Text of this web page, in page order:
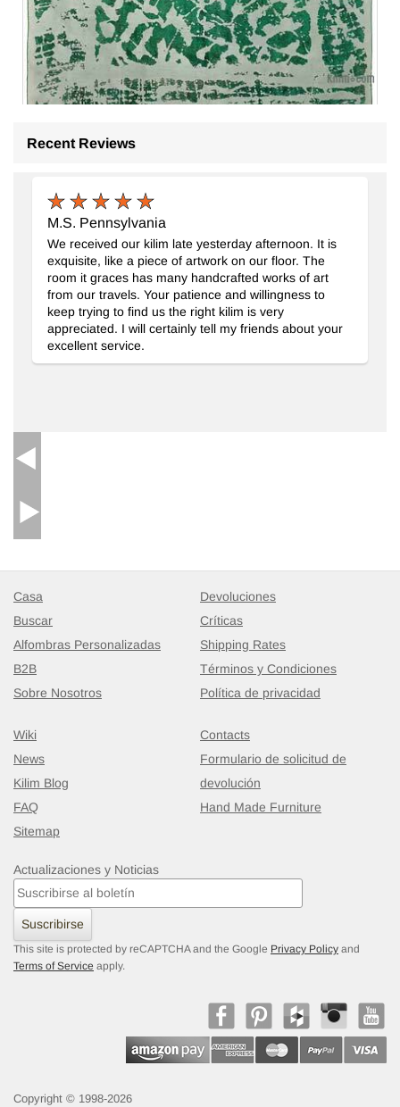
$2369
Recent Reviews
M.S. Pennsylvania
We received our kilim late yesterday afternoon. It is
exquisite, like a piece of artwork on our floor. The
room it graces has many handcrafted works of art
from our travels. Your patience and willingness to
keep trying to find us the right kilim is very
appreciated. I will certainly tell my friends about your
excellent service.
Casa
Buscar
Alfombras Personalizadas
B2B
Sobre Nosotros
Devoluciones
Críticas
Shipping Rates
Términos y Condiciones
Política de privacidad
Wiki
News
Kilim Blog
FAQ
Sitemap
Contacts
Formulario de solicitud de
devolución
Hand Made Furniture
Actualizaciones y Noticias
Suscribirse
This site is protected by reCAPTCHA and the Google Privacy Policy and
Terms of Service apply.
Copyright © 1998-2026